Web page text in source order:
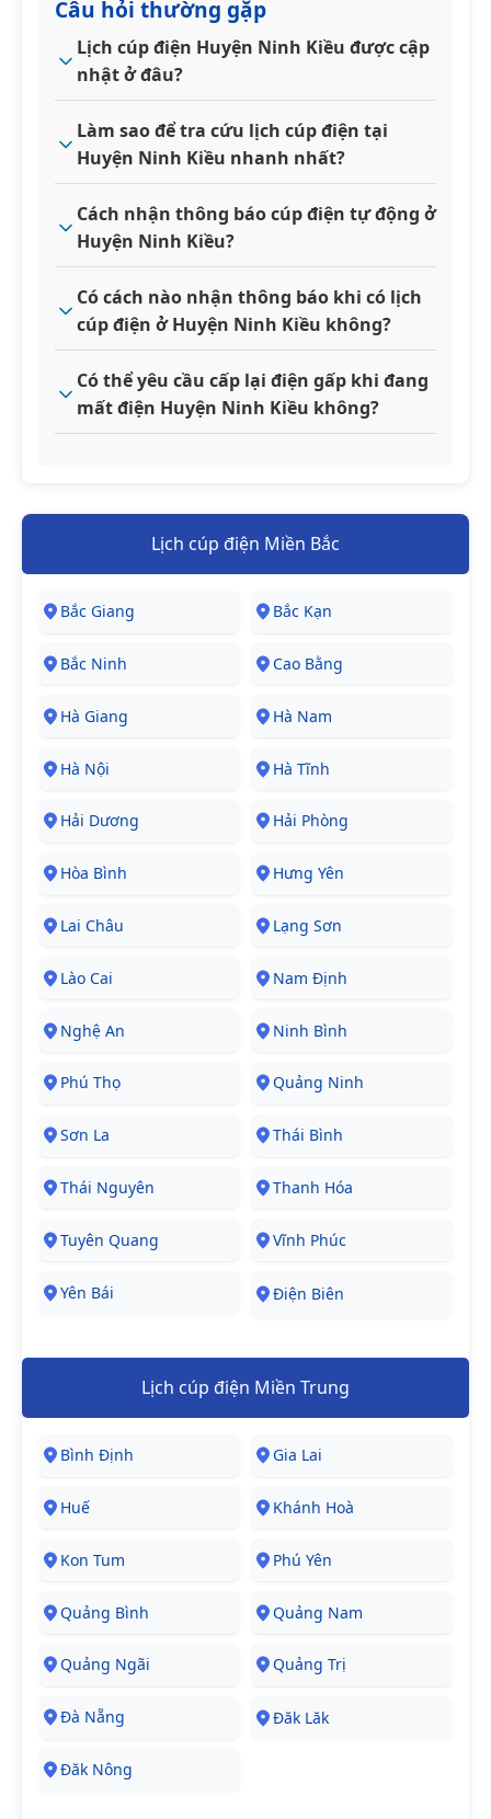
Câu hỏi thường gặp
Lịch cúp điện Huyện Ninh Kiều được cập
nhật ở đâu?
Làm sao để tra cứu lịch cúp điện tại
Huyện Ninh Kiều nhanh nhất?
Cách nhận thông báo cúp điện tự động ở
Huyện Ninh Kiều?
Có cách nào nhận thông báo khi có lịch
cúp điện ở Huyện Ninh Kiều không?
Có thể yêu cầu cấp lại điện gấp khi đang
mất điện Huyện Ninh Kiều không?
Lịch cúp điện Miền Bắc
Bắc Giang Bắc Kạn
Bắc Ninh Cao Bằng
Hà Giang Hà Nam
Hà Nội Hà Tĩnh
Hải Dương Hải Phòng
Hòa Bình Hưng Yên
Lai Châu Lạng Sơn
Lào Cai Nam Định
Nghệ An Ninh Bình
Phú Thọ Quảng Ninh
Sơn La Thái Bình
Thái Nguyên Thanh Hóa
Tuyên Quang Vĩnh Phúc
Yên Bái Điện Biên
Lịch cúp điện Miền Trung
Bình Định Gia Lai
Huế Khánh Hoà
Kon Tum Phú Yên
Quảng Bình Quảng Nam
Quảng Ngãi Quảng Trị
Đà Nẵng Đăk Lăk
Đăk Nông